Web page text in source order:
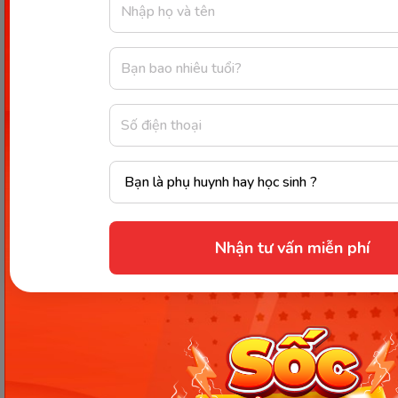
Nhận tư vấn miễn phí
thức học này không chỉ giúp ba mẹ tiết kiệm chi
phí mà còn giúp con vừa học vừa chơi với những
game giáo dục tương tác đa dạng. Một trong
những ứng dụng mà ba mẹ không thể bỏ qua
Monkey Junior. Đây là chương trình học
được thiết kế dành riêng cho trẻ từ0 - 11 tuổi, giúp
bé tiếp cận tiếng Anh một cách tự nhiên, hứng thú
và hiệu quả ngay từ nhỏ.
Vì sao Monkey Junior là giải pháp
lý tưởng?
, phù hợp với từng độ
tuổi và khả năng tiếp thu của bé.
Phát triển đầy đủ 4 kỹ năng: Nghe - Nói - Đọc
- Viết, giúp bé sử dụng tiếng Anh thành thạo